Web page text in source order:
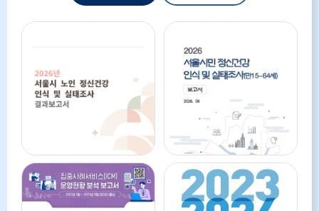
2026 서울시 노인
정신건강 인식 및 실태조사
보고서
2026 서울시민 정신건강
인식 및 실태조사 보고서